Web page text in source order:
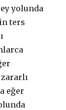
yolunda
ters
eğer